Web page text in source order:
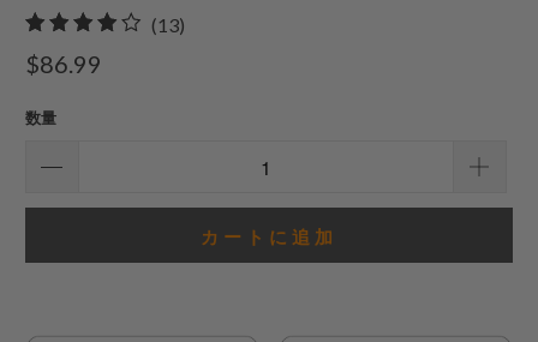
(13)
ー
$86.99
数量
カートに追加